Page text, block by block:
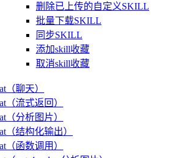
删除已上传的自定义SKILL
批量下载SKILL
同步SKILL
添加skill收藏
取消skill收藏
（聊天）
（流式返回）
（分析图片）
（结构化输出）
（函数调用）